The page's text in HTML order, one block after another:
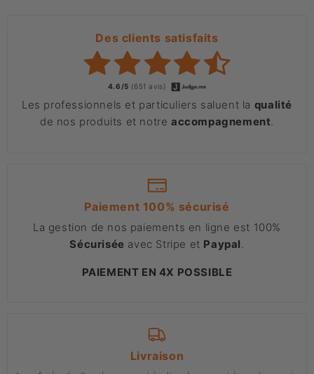
Des clients satisfaits
4.6/5 (651 avis)
Les professionnels et particuliers saluent la qualité
de nos produits et notre accompagnement
Paiement 100% sécurisé
La gestion de nos paiements en ligne est 100%
Sécurisée avec Stripe et Paypal
PAIEMENT EN 4X POSSIBLE
Livraison